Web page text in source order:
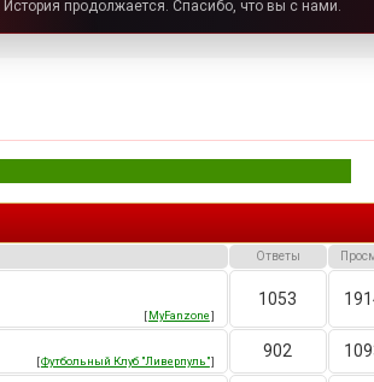
История продолжается. Спасибо, что вы с нами.
Ответы
[MyFanzone]
1053
[Футбольный Клуб "Ливерпуль"]
902